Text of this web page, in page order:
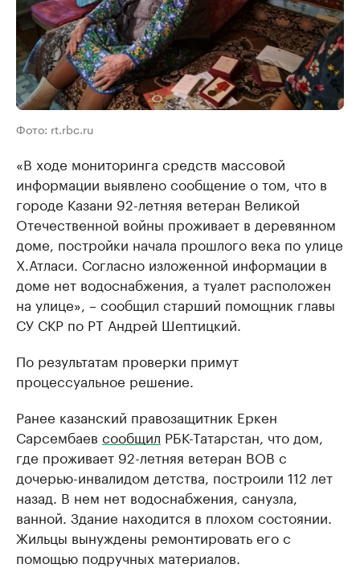
Фото: rt.rbc.ru
«В ходе мониторинга средств массовой
информации выявлено сообщение о том, что в
городе Казани 92-летняя ветеран Великой
Отечественной войны проживает в деревянном
доме, постройки начала прошлого века по улице
Х.Атласи. Согласно изложенной информации в
доме нет водоснабжения, а туалет расположен
на улице», – сообщил старший помощник главы
СУ СКР по РТ Андрей Шептицкий.
По результатам проверки примут
процессуальное решение.
Ранее казанский правозащитник Еркен
Сарсембаев сообщил РБК-Татарстан, что дом,
где проживает 92-летняя ветеран ВОВ с
дочерью-инвалидом детства, построили 112 лет
назад. В нем нет водоснабжения, санузла,
ванной. Здание находится в плохом состоянии.
Жильцы вынуждены ремонтировать его с
помощью подручных материалов.